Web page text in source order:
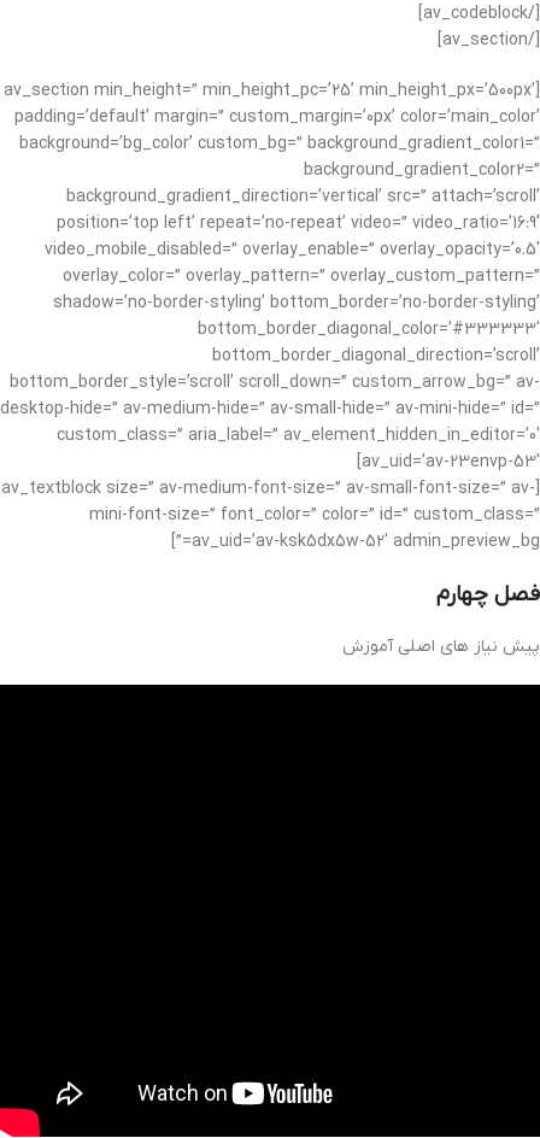
[/av_codeblock]
[/av_section]
[av_section min_height=” min_height_pc=’25’ min_height_px=’500px’
padding=’default’ margin=” custom_margin=’0px’ color=’main_color’
background=’bg_color’ custom_bg=” background_gradient_color1=”
background_gradient_color2=”
background_gradient_direction=’vertical’ src=” attach=’scroll’
position=’top left’ repeat=’no-repeat’ video=” video_ratio=’16:9′
video_mobile_disabled=” overlay_enable=” overlay_opacity=’0.5′
overlay_color=” overlay_pattern=” overlay_custom_pattern=”
shadow=’no-border-styling’ bottom_border=’no-border-styling’
bottom_border_diagonal_color=’#333333′
bottom_border_diagonal_direction=’scroll’
bottom_border_style=’scroll’ scroll_down=” custom_arrow_bg=” av-
desktop-hide=” av-medium-hide=” av-small-hide=” av-mini-hide=” id=”
custom_class=” aria_label=” av_element_hidden_in_editor=’0′
av_uid=’av-23envp-53′]
[av_textblock size=” av-medium-font-size=” av-small-font-size=” av-
mini-font-size=” font_color=” color=” id=” custom_class=”
av_uid=’av-ksk5dx5w-52′ admin_preview_bg=”]
فصل چهارم
پیش نیاز های اصلی آموزش